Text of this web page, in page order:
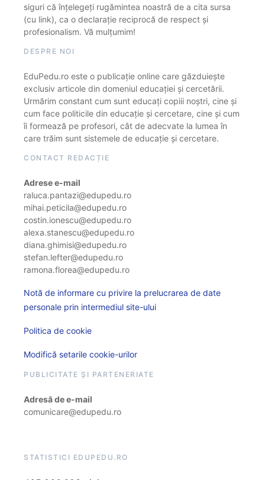
siguri că înțelegeți rugămintea noastră de a cita sursa
(cu link), ca o declarație reciprocă de respect și
profesionalism. Vă mulțumim!
DESPRE NOI
EduPedu.ro este o publicație online care găzduiește
exclusiv articole din domeniul educației și cercetării.
Urmărim constant cum sunt educați copiii noștri, cine și
cum face politicile din educație și cercetare, cine și cum
îi formează pe profesori, cât de adecvate la lumea în
care trăim sunt sistemele de educație și cercetare.
CONTACT REDACȚIE
Adrese e-mail
raluca.pantazi@edupedu.ro
mihai.peticila@edupedu.ro
costin.ionescu@edupedu.ro
alexa.stanescu@edupedu.ro
diana.ghimisi@edupedu.ro
stefan.lefter@edupedu.ro
ramona.florea@edupedu.ro
Notă de informare cu privire la prelucrarea de date
personale prin intermediul site-ului
Politica de cookie
Modifică setarile cookie-urilor
PUBLICITATE ȘI PARTENERIATE
Adresă de e-mail
comunicare@edupedu.ro
STATISTICI EDUPEDU.RO